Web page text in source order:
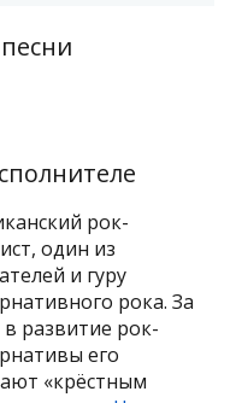
рок-
один из
и гуру
рока. За
в развитие рок-
его
«крёстным